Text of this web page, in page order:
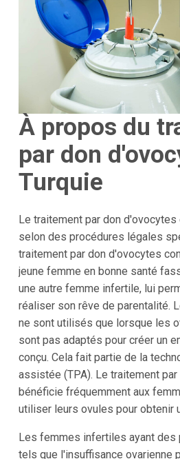
À propos du
par don
Turquie
Le traitement par don
selon des procédures légales
traitement par don d'ovocytes
jeune femme en bonne santé
une autre femme infertile, lui
réaliser son rêve de parentalité.
ne sont utilisés que lorsque les
sont pas adaptés pour créer un
conçu. Cela fait partie de la
assistée (TPA). Le traitement
bénéficie fréquemment aux
utiliser leurs ovules pour obtenir
Les femmes infertiles ayant des
tels que l'insuffisance ovarienne